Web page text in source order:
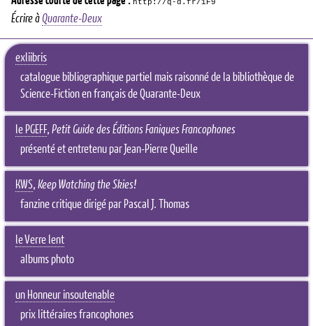
http://q-d.fr/1F9
Écrire à Quarante-Deux
exliibris
catalogue bibliographique partiel mais raisonné de la bibliothèque de
Science-Fiction en français de Quarante-Deux
le PGEFF, Petit Guide des Éditions Faniques Francophones
présenté et entretenu par Jean-Pierre Queille
KWS, Keep Watching the Skies!
fanzine critique dirigé par Pascal J. Thomas
le Verre lent
albums photo
un Honneur insoutenable
prix littéraires francophones